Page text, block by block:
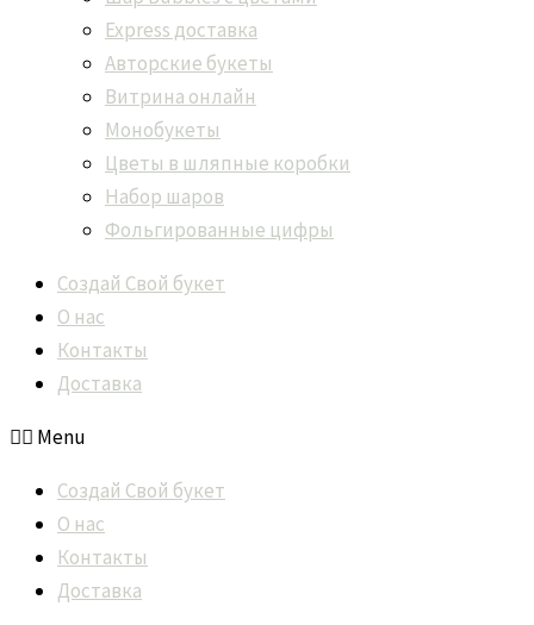
Express доставка
Авторские букеты
Витрина онлайн
Монобукеты
Цветы в шляпные коробки
Набор шаров
Фольгированные цифры
Создай Свой букет
О нас
Контакты
Доставка
Menu
Создай Свой букет
О нас
Контакты
Доставка